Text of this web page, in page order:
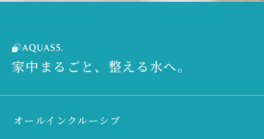
家中まるごと、整える水へ。
オールインクルーシブ